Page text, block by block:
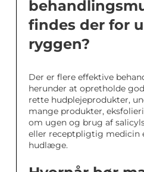
findes der for
ryggen?
Der er flere effektive
herunder at opretholde
rette hudplejeprodukter,
mange produkter,
om ugen og brug af
eller receptpligtig medicin
hudlæge.